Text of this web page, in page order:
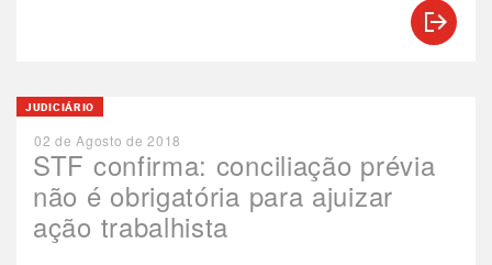
STF confirma: conciliação prévia
não é obrigatória para ajuizar
ação trabalhista
JUDICIÁRIO
02 de Agosto de 2018